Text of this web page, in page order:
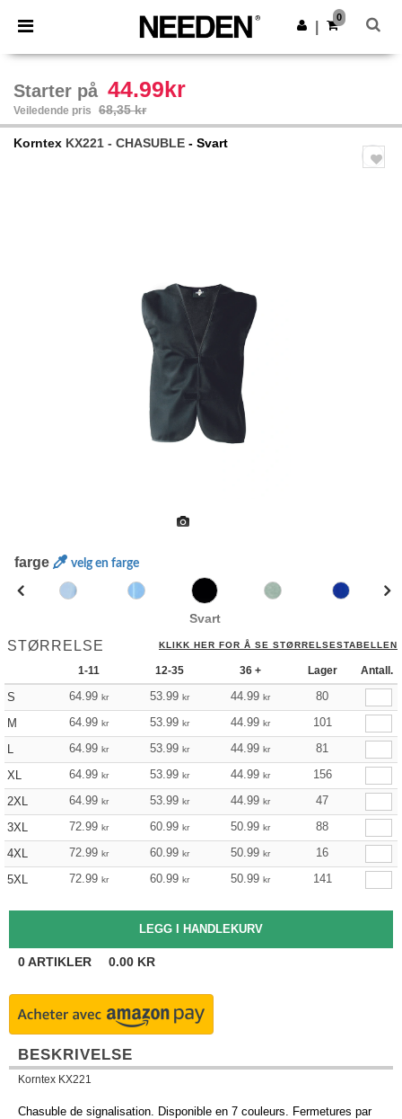
× Needen-app
Bedre priser i appen!
Last ned app
0
Starter på 44.99kr
Veiledende pris 68,35 kr
Korntex KX221 - CHASUBLE - Svart
farge velg en farge
Svart
STØRRELSE KLIKK HER FOR Å SE STØRRELSESTABELLEN
1-11 12-35 36 + Lager Antall.
S 64.99 kr 53.99 kr 44.99 kr
80
M
64.99 kr 53.99 kr 44.99 kr
101
L
64.99 kr 53.99 kr 44.99 kr
81
XL
64.99 kr 53.99 kr 44.99 kr
156
2XL
64.99 kr 53.99 kr 44.99 kr
47
3XL
72.99 kr 60.99 kr 50.99 kr
88
4XL
72.99 kr 60.99 kr 50.99 kr
16
5XL
72.99 kr 60.99 kr 50.99 kr 141
0ARTIKLER 0.00 KR
BESKRIVELSE
Korntex KX221
Chasuble de signalisation. Disponible en 7 couleurs. Fermetures par